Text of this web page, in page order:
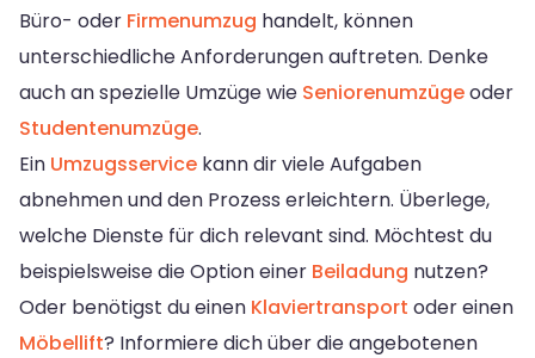
Büro- oder Firmenumzug handelt, können
unterschiedliche Anforderungen auftreten. Denke
auch an spezielle Umzüge wie Seniorenumzügeoder
Studentenumzüge.
Ein Umzugsservice kann dir viele Aufgaben
abnehmen und den Prozess erleichtern. Überlege,
welche Dienste für dich relevant sind. Möchtest du
beispielsweise die Option einer Beiladung nutzen?
Oder benötigst du einen Klaviertransport oder einen
Möbellift? Informiere dich über die angebotenen